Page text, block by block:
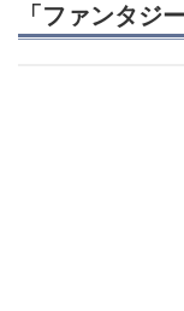
「ファンタジ